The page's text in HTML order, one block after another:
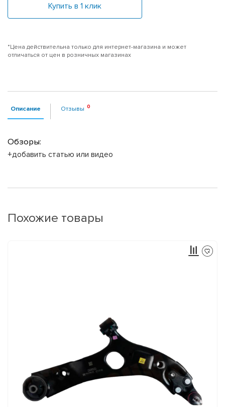
Купить в 1 клик
*Цена действительна только для интернет-магазина и может
отличаться от цен в розничных магазинах
Описание Отзывы
Обзоры:
+добавить статью или видео
Похожие товары